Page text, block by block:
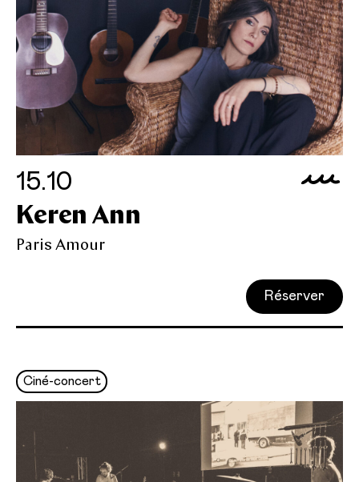
15.10
Keren Ann
Paris Amour
Réserver
Ciné-concert